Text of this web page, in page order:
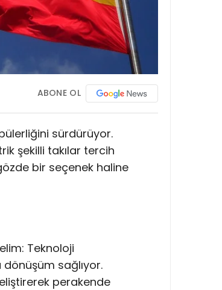
ABONE OL
sürdürüyor.
şekilli takılar tercih
bir seçenek haline
Teknoloji
sağlıyor.
perakende